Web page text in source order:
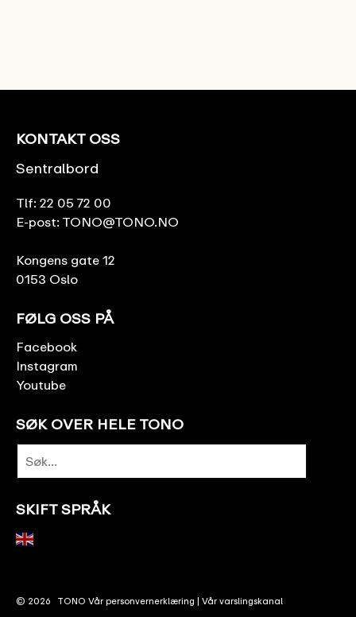
KONTAKT OSS
Sentralbord
Tlf: 22 05 72 00
E-post: TONO@TONO.NO
Kongens gate 12
0153 Oslo
FØLG OSS PÅ
Facebook
Instagram
Youtube
SØK OVER HELE TONO
SKIFT SPRÅK
© 2026 TONO Vår personvernerklæring | Vår varslingskanal